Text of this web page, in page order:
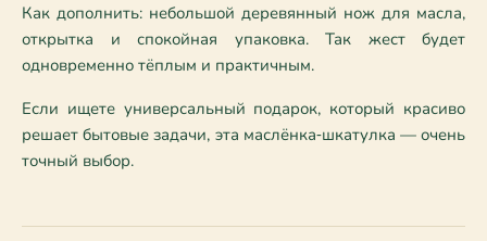
Как дополнить: небольшой деревянный нож для масла,
открытка и спокойная упаковка. Так жест будет
одновременно тёплым и практичным.
Если ищете универсальный подарок, который красиво
решает бытовые задачи, эта маслёнка‑шкатулка — очень
точный выбор.